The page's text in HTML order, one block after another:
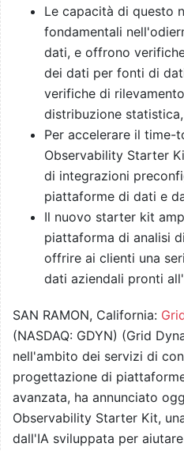
Le capacità di questo
fondamentali
dati, e offrono
dei dati per fonti di
verifiche di
distribuzione
Per accelerare il time-
Observability Starter
di integrazioni
piattaforme di dati e
Il nuovo starter kit
piattaforma di analisi
offrire ai clienti una
dati aziendali pronti
SAN RAMON, California:
(NASDAQ: GDYN) (Grid
nell'ambito dei servizi di
progettazione di
avanzata, ha annunciato
Observability Starter Kit,
dall'IA sviluppata per